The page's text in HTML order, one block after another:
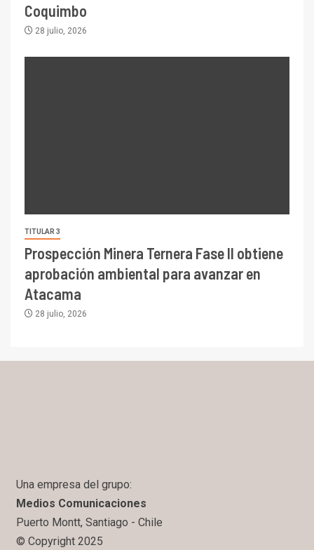
Coquimbo
28 julio, 2026
TITULAR 3
Prospección Minera Ternera Fase II obtiene
aprobación ambiental para avanzar en
Atacama
28 julio, 2026
Una empresa del grupo:
Medios Comunicaciones
Puerto Montt, Santiago - Chile
© Copyright 2025